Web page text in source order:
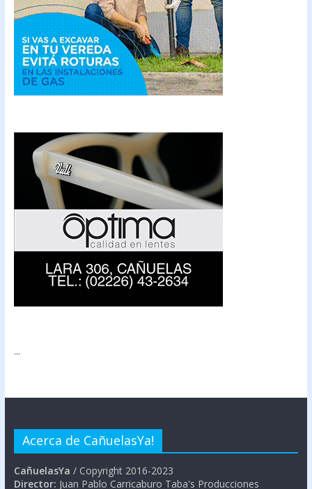
...
Acerca de CañuelasYa!
CañuelasYa / Copyright 2016-2023
Director: Juan Pablo Carricaburo Taba's Producciones